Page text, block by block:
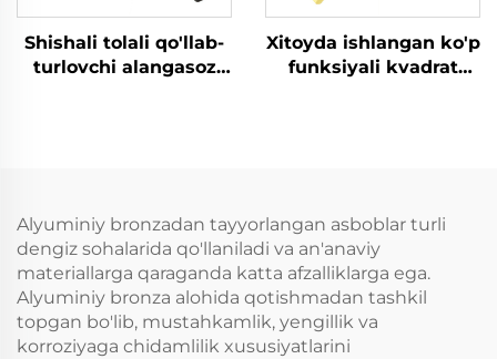
Shishali tolali qo'llab-
turlovchi alangasoz
portlovchan joylarda
foydalanish uchun
Xitoyda ishlangan ko'p
funksiyali kvadrat
uchun
Alyuminiy bronzadan tayyorlangan asboblar turli
dengiz sohalarida qo'llaniladi va an'anaviy
materiallarga qaraganda katta afzalliklarga ega.
Alyuminiy bronza alohida qotishmadan tashkil
topgan bo'lib, mustahkamlik, yengillik va
korroziyaga chidamlilik xususiyatlarini